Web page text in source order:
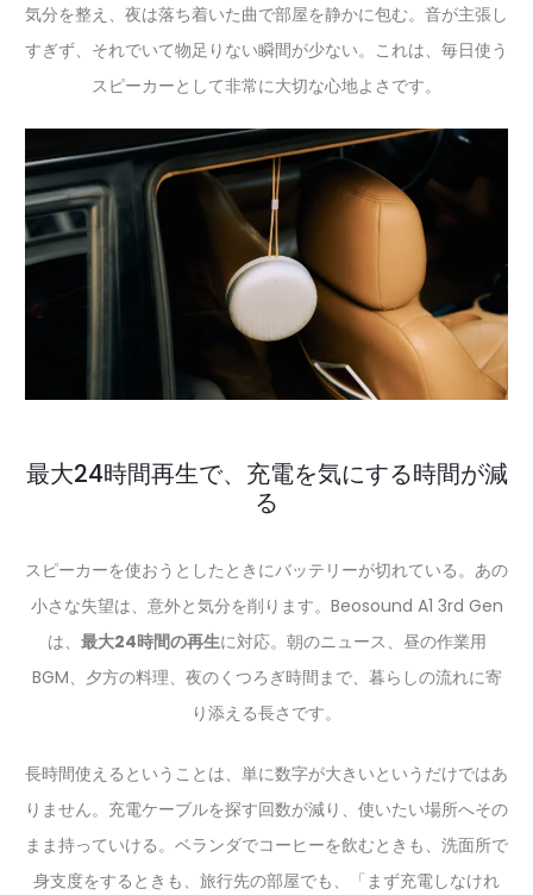
気分を整え、夜は落ち着いた曲で部屋を静かに包む。音が主張し
すぎず、それでいて物足りない瞬間が少ない。これは、毎日使う
スピーカーとして非常に大切な心地よさです。
最大24時間再生で、充電を気にする時間が減
る
スピーカーを使おうとしたときにバッテリーが切れている。あの
小さな失望は、意外と気分を削ります。Beosound A1 3rd Gen
は、 最大24時間の再生に対応。朝のニュース、昼の作業用
BGM、夕方の料理、夜のくつろぎ時間まで、暮らしの流れに寄
り添える長さです。
長時間使えるということは、単に数字が大きいというだけではあ
りません。充電ケーブルを探す回数が減り、使いたい場所へその
まま持っていける。ベランダでコーヒーを飲むときも、洗面所で
身支度をするときも、旅行先の部屋でも、「まず充電しなけれ